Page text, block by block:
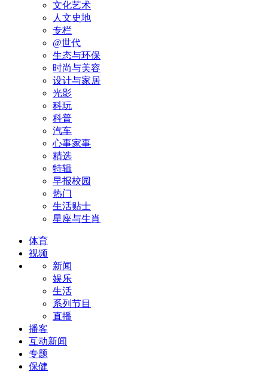
文化艺术
人文史地
专栏
@世代
生态与环保
时尚与美容
设计与家居
光影
科玩
科普
汽车
心事家事
精选
特辑
早报校园
热门
生活贴士
星座与生肖
体育
视频
新闻
娱乐
生活
系列节目
直播
播客
互动新闻
专题
保健